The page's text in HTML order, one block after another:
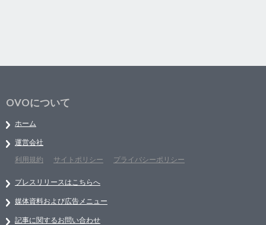
OVOについて
ホーム
運営会社
利用規約
サイトポリシー プライバシーポリシー
プレスリリースはこちらへ
媒体資料および広告メニュー
記事に関するお問い合わせ